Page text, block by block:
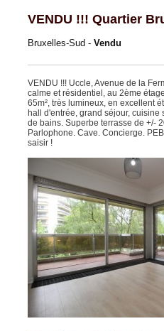
VENDU !!! Quartier
Bruxelles-Sud - Vendu
VENDU !!! Uccle, Avenue de la
calme et résidentiel, au 2ème
65m², très lumineux, en excellent
hall d'entrée, grand séjour,
de bains. Superbe terrasse de +/-
Parlophone. Cave. Concierge.
saisir !